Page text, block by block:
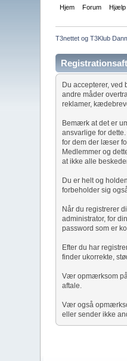
Hjem Forum Hjælp
T3nettet og T3Klub
Du accepterer, ved
andre måder
reklamer,
Bemærk at det er
ansvarlige for
for dem der læser
Medlemmer og
at ikke alle
Du er helt og
forbeholder sig
Når du registrerer
administrator, for
password som er
Efter du har
finder ukorrekte,
Vær opmærksom
aftale.
Vær også
eller sender ikke